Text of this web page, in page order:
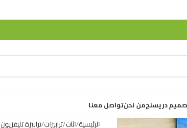
دريسنجمن نحنتواصل معنا
الرئيسية اثاث ترابيزات ترابيزة تليفزيون